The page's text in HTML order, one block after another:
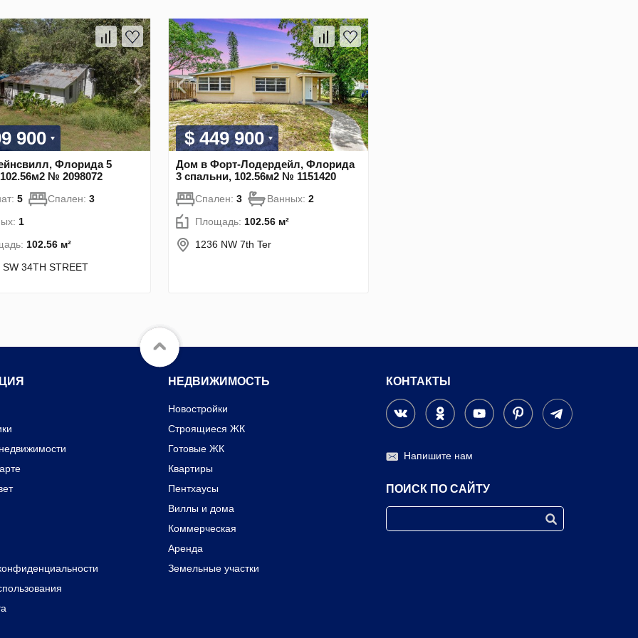
900
Флорида 5
№ 2098072
5 Спален: 3
1
102.56 м²
SW 34TH STREET
$ 449 900
Дом в Форт-Лодердейл, Флорида
3 спальни, 102.56м2 № 1151420
Спален: 3 Ванных: 2
Площадь: 102.56 м²
1236 NW 7th Ter
НЕДВИЖИМОСТЬ
Новостройки
Строящиеся ЖК
Готовые ЖК
Квартиры
Пентхаусы
Виллы и дома
Коммерческая
Аренда
Земельные участки
КОНТАКТЫ
Напишите нам
ПОИСК ПО САЙТУ